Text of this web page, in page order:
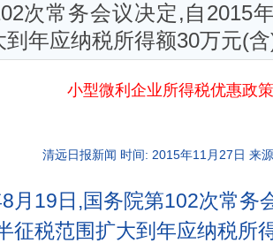
次常务会议决定,自2015
到年应纳税所得额30万元(
小型微利企业所得税优惠政
清远日报新闻 时间: 2015年11月27日 来
19日,国务院第102次常务
征税范围扩大到年应纳税所